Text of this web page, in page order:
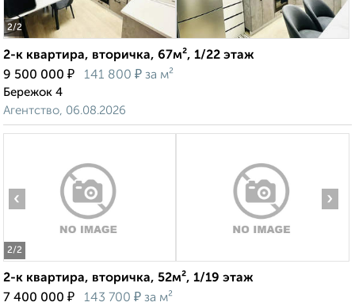
2/2
2-к квартира, вторичка, 67м², 1/22 этаж
9 500 000 ₽ 141 800 ₽ за м²
Бережок 4
Агентство, 06.08.2026
2/2
‹ ›
2-к квартира, вторичка, 52м², 1/19 этаж
7 400 000 ₽ 143 700 ₽ за м²